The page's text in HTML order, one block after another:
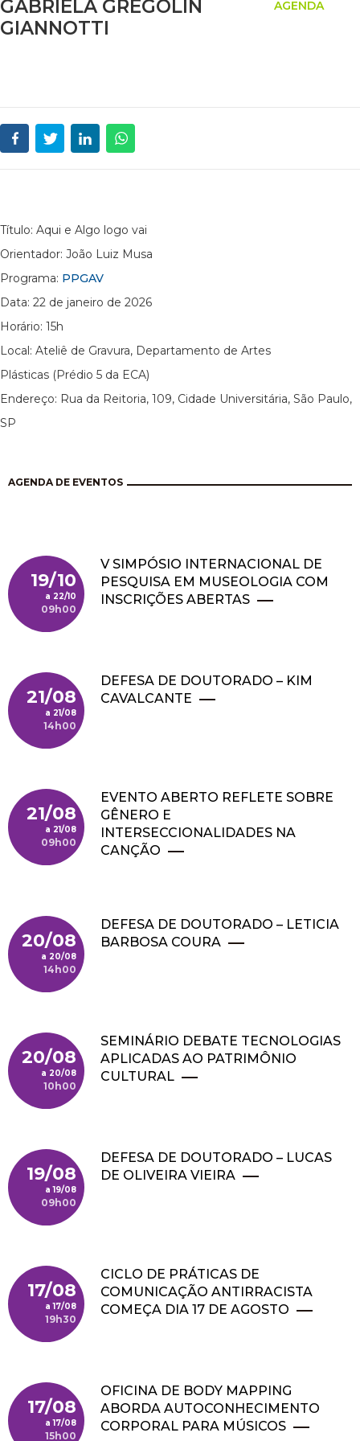
GABRIELA GREGOLIN
GIANNOTTI
AGENDA
Título: Aqui e Algo logo vai
Orientador: João Luiz Musa
Programa: PPGAV
Data: 22 de janeiro de 2026
Horário: 15h
Local: Ateliê de Gravura, Departamento de Artes
Plásticas (Prédio 5 da ECA)
Endereço: Rua da Reitoria, 109, Cidade Universitária, São Paulo,
SP
AGENDA DE EVENTOS
19/10
22/10
09h00
V SIMPÓSIO INTERNACIONAL DE
PESQUISA EM MUSEOLOGIA COM
INSCRIÇÕES ABERTAS
21/08
21/08
14h00
DEFESA DE DOUTORADO – KIM
CAVALCANTE
21/08
21/08
09h00
EVENTO ABERTO REFLETE SOBRE
GÊNERO E
INTERSECCIONALIDADES NA
CANÇÃO
20/08
20/08
14h00
DEFESA DE DOUTORADO – LETICIA
BARBOSA COURA
20/08
20/08
10h00
SEMINÁRIO DEBATE TECNOLOGIAS
APLICADAS AO PATRIMÔNIO
CULTURAL
19/08
19/08
09h00
DEFESA DE DOUTORADO – LUCAS
DE OLIVEIRA VIEIRA
17/08
17/08
19h30
CICLO DE PRÁTICAS DE
COMUNICAÇÃO ANTIRRACISTA
COMEÇA DIA 17 DE AGOSTO
17/08
17/08
15h00
OFICINA DE BODY MAPPING
ABORDA AUTOCONHECIMENTO
CORPORAL PARA MÚSICOS